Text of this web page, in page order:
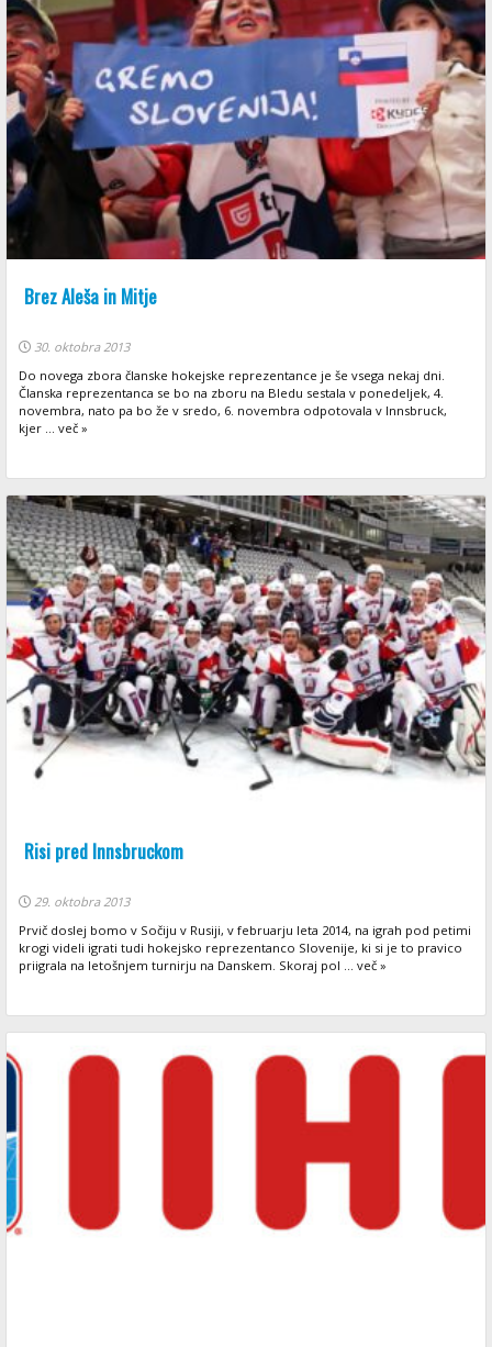
Brez Aleša in Mitje
30. oktobra 2013
Do novega zbora članske hokejske reprezentance je še vsega nekaj dni.
Članska reprezentanca se bo na zboru na Bledu sestala v ponedeljek, 4.
novembra, nato pa bo že v sredo, 6. novembra odpotovala v Innsbruck,
kjer ... več »
Risi pred Innsbruckom
29. oktobra 2013
Prvič doslej bomo v Sočiju v Rusiji, v februarju leta 2014, na igrah pod petimi
krogi videli igrati tudi hokejsko reprezentanco Slovenije, ki si je to pravico
priigrala na letošnjem turnirju na Danskem. Skoraj pol ... več »